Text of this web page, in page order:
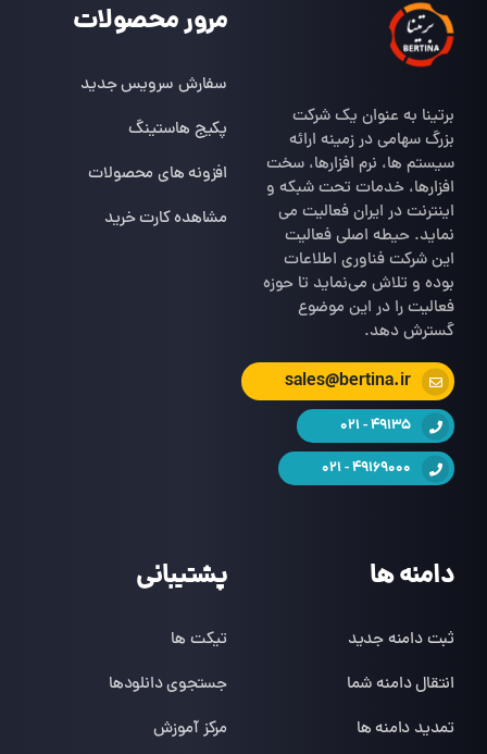
برتینا به عنوان یک شرکت
بزرگ سهامی در زمینه ارائه
سیستم ها، نرم افزارها، سخت
افزارها، خدمات تحت شبکه و
اینترنت در ایران فعالیت می
نماید. حیطه اصلی فعالیت
این شرکت فناوری اطلاعات
بوده و تلاش می‌نماید تا حوزه
فعالیت را در این موضوع
گسترش دهد.
sales@bertina.ir
49135 - 021
49169000 - 021
مرور محصولات
سفارش سرویس جدید
پکیج هاستینگ
افزونه های محصولات
مشاهده کارت خرید
دامنه ها
ثبت دامنه جدید
انتقال دامنه شما
تمدید دامنه ها
پشتیبانی
تیکت ها
جستجوی دانلودها
مرکز آموزش